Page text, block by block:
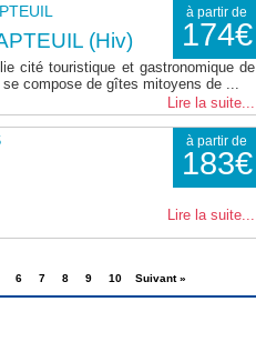
à partir de
174€
(Hiv)
cité touristique et gastronomique de
compose de gîtes mitoyens de ...
Lire la suite...
à partir de
183€
Lire la suite...
6 7 8 9 10 Suivant »